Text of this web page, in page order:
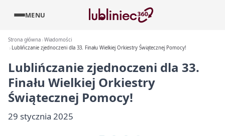
MENU
Strona główna Wiadomości
Lublińczanie zjednoczeni dla 33. Finału Wielkiej Orkiestry Świątecznej Pomocy!
Lublińczanie zjednoczeni dla 33.
Finału Wielkiej Orkiestry
Świątecznej Pomocy!
29 stycznia 2025